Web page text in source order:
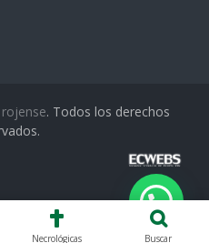
. Todos los derechos
Necrológicas Buscar